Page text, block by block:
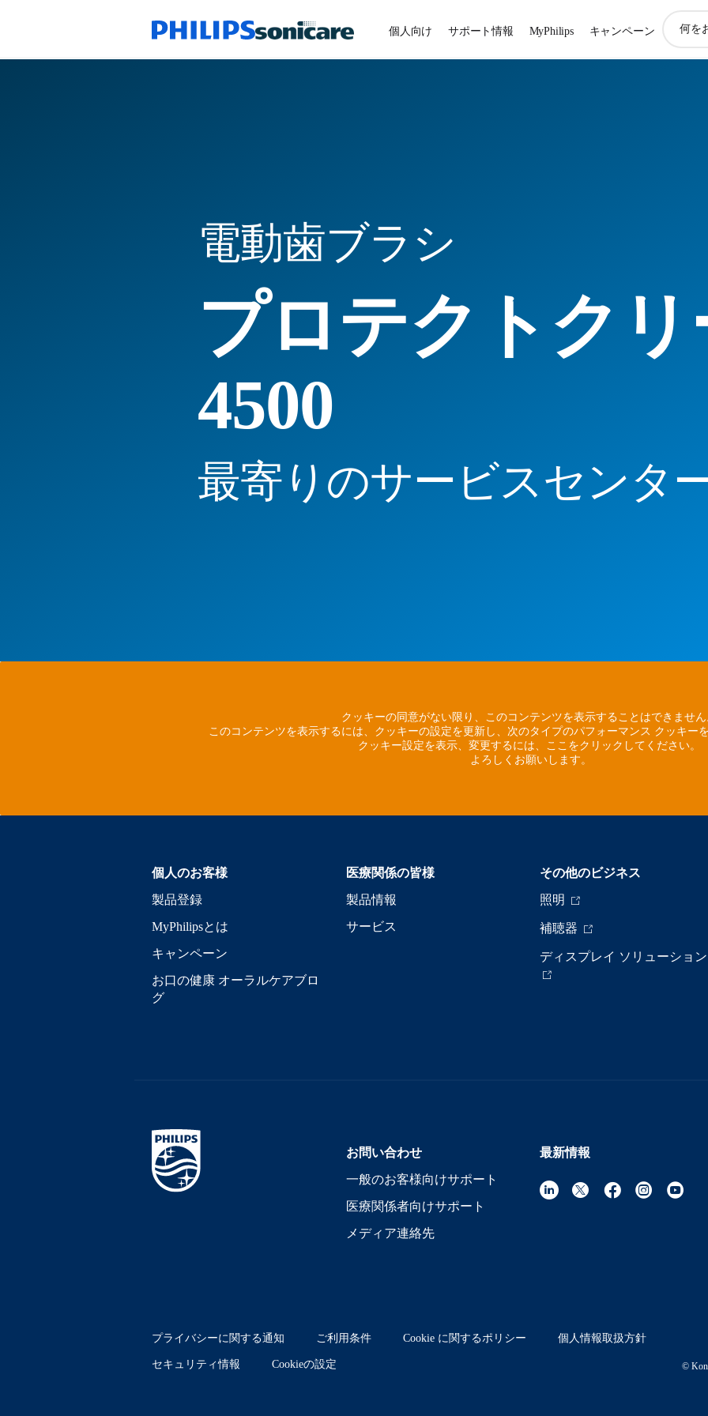
個人向け サポート情報 MyPhilips キャンペーン
電動歯ブラシ
プロテクトクリ
4500
最寄りのサービスセンタ
クッキーの同意がない限り、このコンテンツを表示することはできませ
このコンテンツを表示するには、クッキーの設定を更新し、次のタイプのパフォーマンス クッキー
クッキー設定を表示、変更するには、ここをクリックしてください。
よろしくお願いします。
個人のお客様
製品登録
MyPhilipsとは
キャンペーン
お口の健康 オーラルケアブロ
グ
医療関係の皆様
製品情報
サービス
その他のビジネス
照明
補聴器
ディスプレイ ソリューション
お問い合わせ
一般のお客様向けサポート
医療関係者向けサポート
メディア連絡先
最新情報
プライバシーに関する通知 ご利用条件 Cookie に関するポリシー 個人情報取扱方針
セキュリティ情報 Cookieの設定 ©